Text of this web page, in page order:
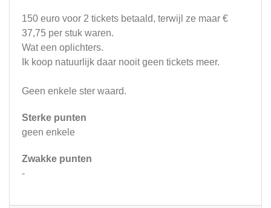
150 euro voor 2 tickets betaald, terwijl ze maar €
37,75 per stuk waren.
Wat een oplichters.
Ik koop natuurlijk daar nooit geen tickets meer.
Geen enkele ster waard.
Sterke punten
geen enkele
Zwakke punten
-